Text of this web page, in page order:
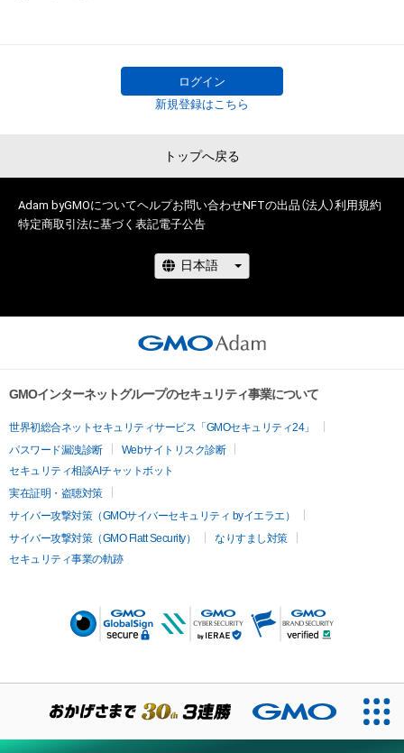
ログイン
新規登録はこちら
トップへ戻る
Adam byGMOについてヘルプお問い合わせNFTの出品（法人）利用規約
特定商取引法に基づく表記電子公告
GMOインターネットグループのセキュリティ事業について
世界初総合ネットセキュリティサービス「GMOセキュリティ24」
パスワード漏洩診断
Webサイトリスク診断
セキュリティ相談AIチャットボット
実在証明・盗聴対策
サイバー攻撃対策（GMOサイバーセキュリティ byイエラエ）
サイバー攻撃対策（GMO Flatt Security）
なりすまし対策
セキュリティ事業の軌跡